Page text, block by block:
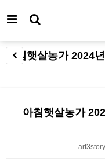
아침햇살농가 2024
아침햇살농가
art3story